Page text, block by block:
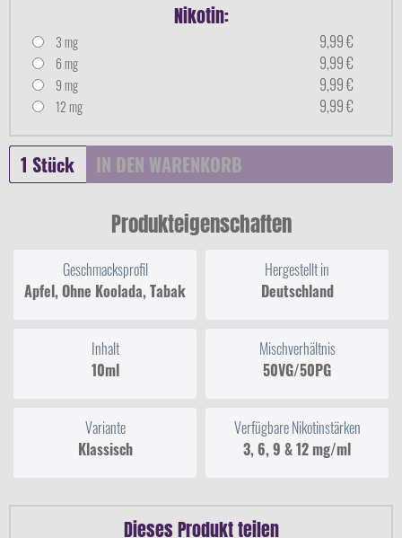
Nikotin:
3 mg 9,99 €
6 mg 9,99 €
9 mg 9,99 €
12 mg 9,99 €
IN DEN WARENKORB
Produkteigenschaften
Geschmacksprofil
Apfel, Ohne Koolada, Tabak
Hergestellt in
Deutschland
Inhalt
10ml
Mischverhältnis
50VG/50PG
Variante
Klassisch
Verfügbare Nikotinstärken
3, 6, 9 & 12 mg/ml
Dieses Produkt teilen